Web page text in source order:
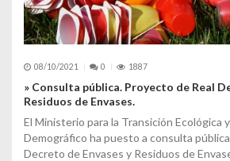
08/10/2021 0 1887
» Consulta pública. Proyecto de Real
Residuos de Envases.
El Ministerio para la Transición Ecológica
Demográfico ha puesto a consulta
Decreto de Envases y Residuos de